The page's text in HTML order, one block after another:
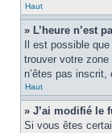
Haut
» L’heure n’est
Il est possible
trouver votre
n’êtes pas inscrit,
Haut
» J’ai modifié le
Si vous êtes